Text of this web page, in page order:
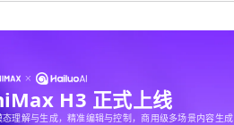
H3 正式上线
态理解与生成，精准编辑与控制，商用级多场景内容生成